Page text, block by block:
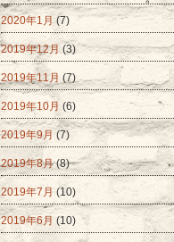
2020年1月 (7)
2019年12月 (3)
2019年11月 (7)
2019年10月 (6)
2019年9月 (7)
2019年8月(8)
2019年7月 (10)
2019年6月 (10)